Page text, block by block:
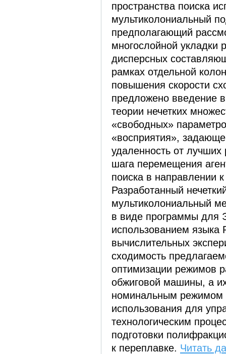
пространства поиска
мультиколониальный
предполагающий
многослойной укладки
дисперсных
рамках отдельной
повышения скорости
предложено введение
теории нечетких
«свободных»
«восприятия»,
удаленность от
шага перемещения
поиска в направлении
Разработанный
мультиколониальный
в виде программы для
использованием языка
вычислительных
сходимость
оптимизации режимов
обжиговой машины, а
номинальным режимом
использования для
технологическим
подготовки
к переплавке. Читать